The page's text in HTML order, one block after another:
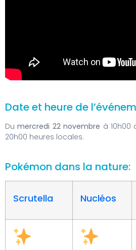
Date et heure de
Dumercredi 22 novembre à 10h00
20h00 heures locales.
Pokémon dans la nature:
Scrutella Nucléos